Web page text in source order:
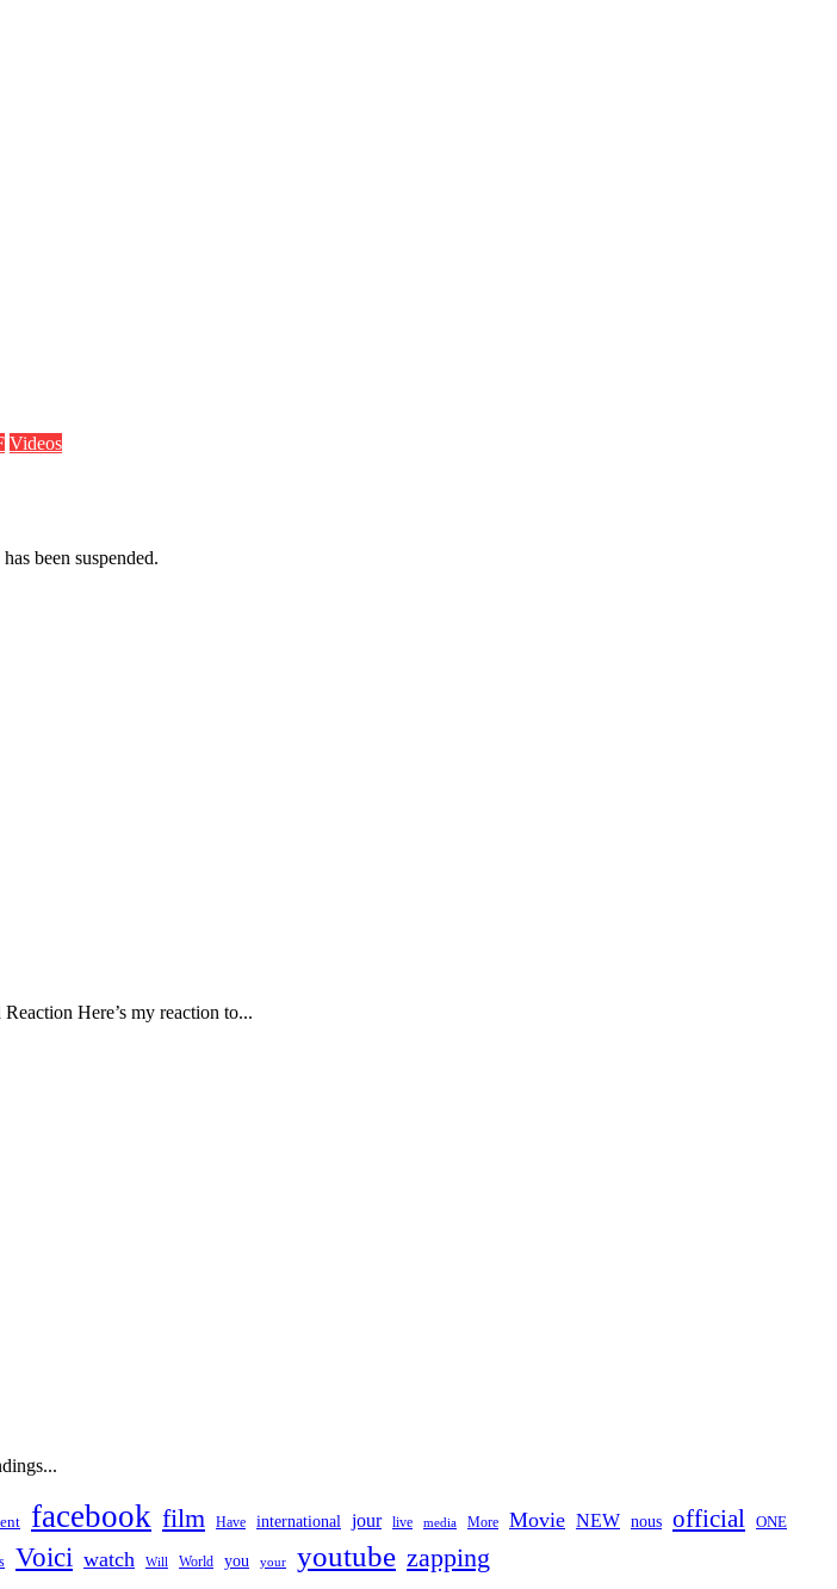
Videos
been suspended.
Here’s my reaction to...
facebook film Have international jour live media More Movie NEW nous official ONE
Voici watch Will World you your youtube zapping